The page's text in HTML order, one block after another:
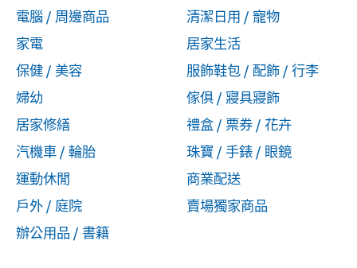
電腦 / 周邊商品
家電
保健 / 美容
婦幼
清潔日用 / 寵物
居家生活
服飾鞋包 / 配飾 / 行李
傢俱 / 寢具寢飾
居家修繕
汽機車 / 輪胎
運動休閒
戶外 / 庭院
辦公用品 / 書籍
禮盒 / 票券 / 花卉
珠寶 / 手錶 / 眼鏡
商業配送
賣場獨家商品